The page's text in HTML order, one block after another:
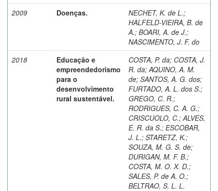
2009
Doenças. NECHET, K. de L.;
HALFELD-VIEIRA, B. de
A.; BOARI, A. de J.;
NASCIMENTO, J. F. do
2018
Educação e
empreendedorismo
para o
desenvolvimento
rural sustentável.
COSTA, P. da; COSTA, J.
R. da; AQUINO, A. M.
de; SANTOS, A. G. dos;
FURTADO, A. L. dos S.;
GREGO, C. R.;
RODRIGUES, C. A. G.;
CRISCUOLO, C.; ALVES,
E. R. da S.; ESCOBAR,
J. L.; STARETZ, K.;
SOUZA, M. G. S. de;
DURIGAN, M. F. B.;
COSTA, M. O. X. D.;
SALES, P. de A. O.;
BELTRAO, S. L. L.